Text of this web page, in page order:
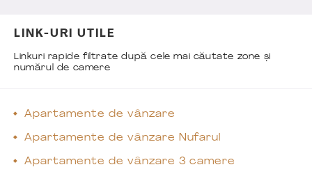
LINK-URI UTILE
Linkuri rapide filtrate după cele mai căutate zone și
numărul de camere
Apartamente de vânzare
Apartamente de vânzare Nufarul
Apartamente de vânzare 3 camere